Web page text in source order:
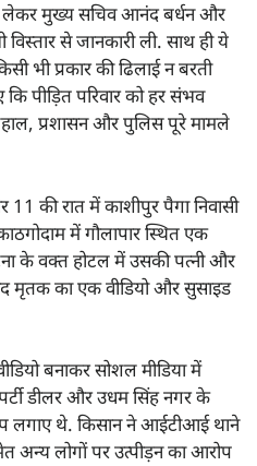
लेकर मुख्य सचिव आनंद बर्धन और
से जानकारी ली. साथ ही ये
भी प्रकार की ढिलाई न बरती
कि पीड़ित परिवार को हर संभव
प्रशासन और पुलिस पूरे मामले
की रात में काशीपुर पैगा निवासी
में गौलापार स्थित एक
के वक्त होटल में उसकी पत्नी और
मृतक का एक वीडियो और सुसाइड
बनाकर सोशल मीडिया में
डीलर और उधम सिंह नगर के
लगाए थे. किसान ने आईटीआई थाने
अन्य लोगों पर उत्पीड़न का आरोप